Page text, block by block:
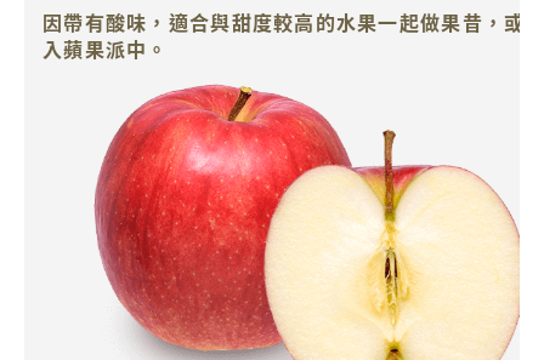
因帶有酸味，適合與甜度較高的水果一起做果昔，或
入蘋果派中。